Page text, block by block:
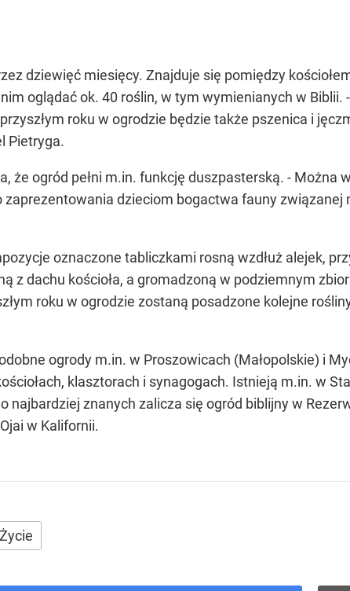
dziewięć miesięcy. Znajduje się pomiędzy
oglądać ok. 40 roślin, w tym wymienianych w
roku w ogrodzie będzie także pszenica i
Pietryga.
że ogród pełni m.in. funkcję duszpasterską. -
zaprezentowania dzieciom bogactwa fauny
oznaczone tabliczkami rosną wzdłuż alejek,
z dachu kościoła, a gromadzoną w podziemnym
roku w ogrodzie zostaną posadzone kolejne
ogrody m.in. w Proszowicach (Małopolskie) i
klasztorach i synagogach. Istnieją m.in. w
najbardziej znanych zalicza się ogród biblijny w
w Kalifornii.
Życie